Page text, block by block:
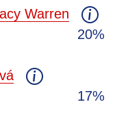
Warren
20%
17%